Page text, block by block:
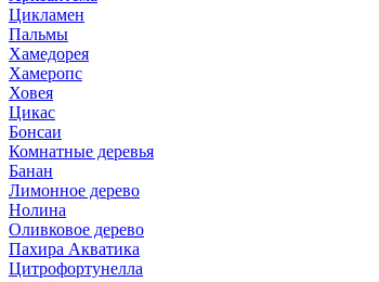
Цикламен
Пальмы
Хамедорея
Хамеропс
Ховея
Цикас
Бонсаи
Комнатные деревья
Банан
Лимонное дерево
Нолина
Оливковое дерево
Пахира Акватика
Цитрофортунелла